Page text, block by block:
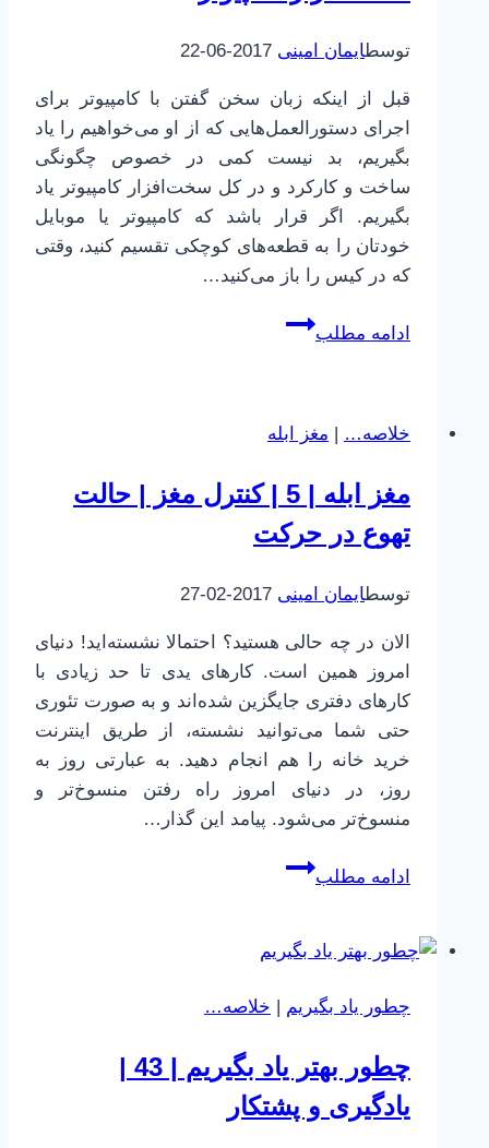
تمرین
توسطایمان امینی 2017-06-22
قبل از اینکه زبان سخن گفتن با کامپیوتر برای
اجرای دستورالعمل‌هایی که از او می‌خواهیم را یاد
بگیریم، بد نیست کمی در خصوص چگونگی
ساخت و کارکرد و در کل سخت‌افزار کامپیوتر یاد
بگیریم. اگر قرار باشد که کامپیوتر یا موبایل
خودتان را به قطعه‌های کوچکی تقسیم کنید، وقتی
که در کیس را باز می‌کنید…
ادامه مطلب
پایتون
2
معماریِ
سخت‌افزار
خلاصه… | مغز ابله
مغز ابله | 5 | کنترل مغز | حالت
تهوع در حرکت
توسطایمان امینی 2017-02-27
الان در چه حالی هستید؟ احتمالا نشسته‌اید! دنیای
امروز همین است. کارهای یدی تا حد زیادی با
کارهای دفتری جایگزین شده‌اند و به صورت تئوری
حتی شما می‌توانید نشسته، از طریق اینترنت
خرید خانه را هم انجام دهید. به عبارتی روز به
روز، در دنیای امروز راه رفتن منسوخ‌تر و
منسوخ‌تر می‌شود. پیامد این گذار…
ادامه مطلب
مغز
5
کنترل
|
حالت
چطور یاد بگیریم | خلاصه…
چطور بهتر یاد بگیریم | 43 |
یادگیری و پشتکار